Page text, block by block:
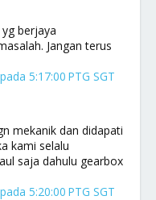
berjaya
Jangan terus
5:17:00 PTG SGT
mekanik dan didapati
kami selalu
saja dahulu gearbox
5:20:00 PTG SGT